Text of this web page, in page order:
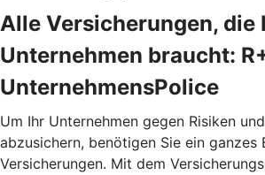
Alle Versicherungen, die
Unternehmen braucht:
UnternehmensPolice
Um Ihr Unternehmen gegen Risiken
abzusichern, benötigen Sie ein ganzes
Versicherungen. Mit dem